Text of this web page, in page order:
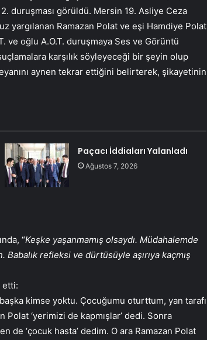
duruşması görüldü. Mersin 19. Asliye Ceza
yargılanan Ramazan Polat ve eşi Hamdiye Polat
ve oğlu A.O.T. duruşmaya Ses ve Görüntü
karşılık söyleyeceği bir şeyin olup
aynen tekrar ettiğini belirterek, şikayetinin
Paçacı İddiaları Yalanladı
Ağustos 7, 2026
“Keşke yaşanmamış olsaydı. Müdahalemde
Babalık refleksi ve dürtüsüyle aşırıya kaçmış
etti:
kimse yoktu. Çocuğumu oturttum, yan tarafı
‘yerimizi de kapmışlar’ dedi. Sonra
de ‘çocuk hasta’ dedim. O ara Ramazan Polat